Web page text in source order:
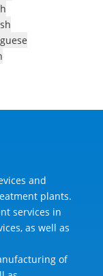
and
plants.
services in
as well as
of